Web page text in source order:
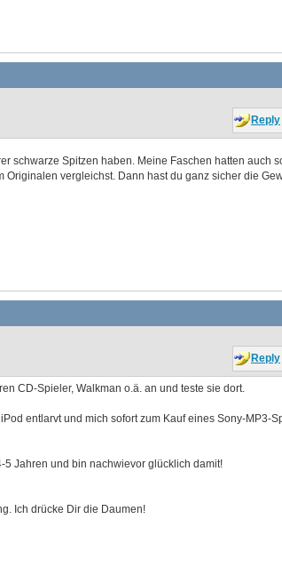
Reply
schwarze Spitzen haben. Meine Faschen hatten auch
vergleichst. Dann hast du ganz sicher die
Reply
CD-Spieler, Walkman o.ä. an und teste sie dort.
entlarvt und mich sofort zum Kauf eines Sony-MP3-
5 Jahren und bin nachwievor glücklich damit!
Ich drücke Dir die Daumen!